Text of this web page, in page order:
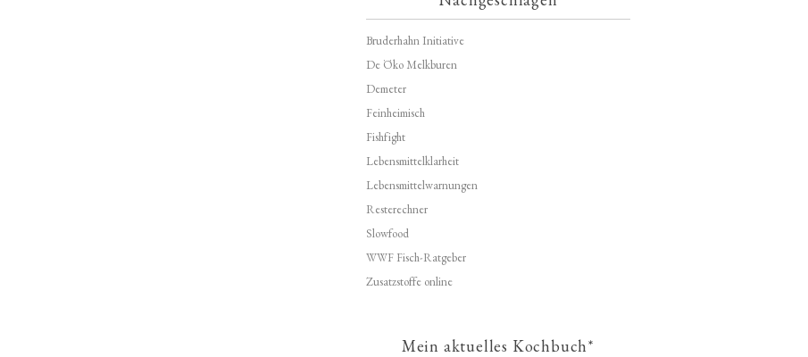
Bruderhahn Initiative
De Öko Melkburen
Demeter
Feinheimisch
Fishfight
Lebensmittelklarheit
Lebensmittelwarnungen
Resterechner
Slowfood
WWF Fisch-Ratgeber
Zusatzstoffe online
Mein aktuelles Kochbuch*